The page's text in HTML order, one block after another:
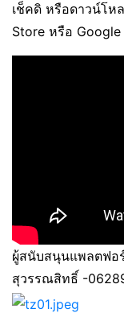
เช็คดิ หรือดาวน์โห
Store หรือ Google
ผู้สนับสนุนแพลตฟอ
สุวรรณสิทธิ์ -